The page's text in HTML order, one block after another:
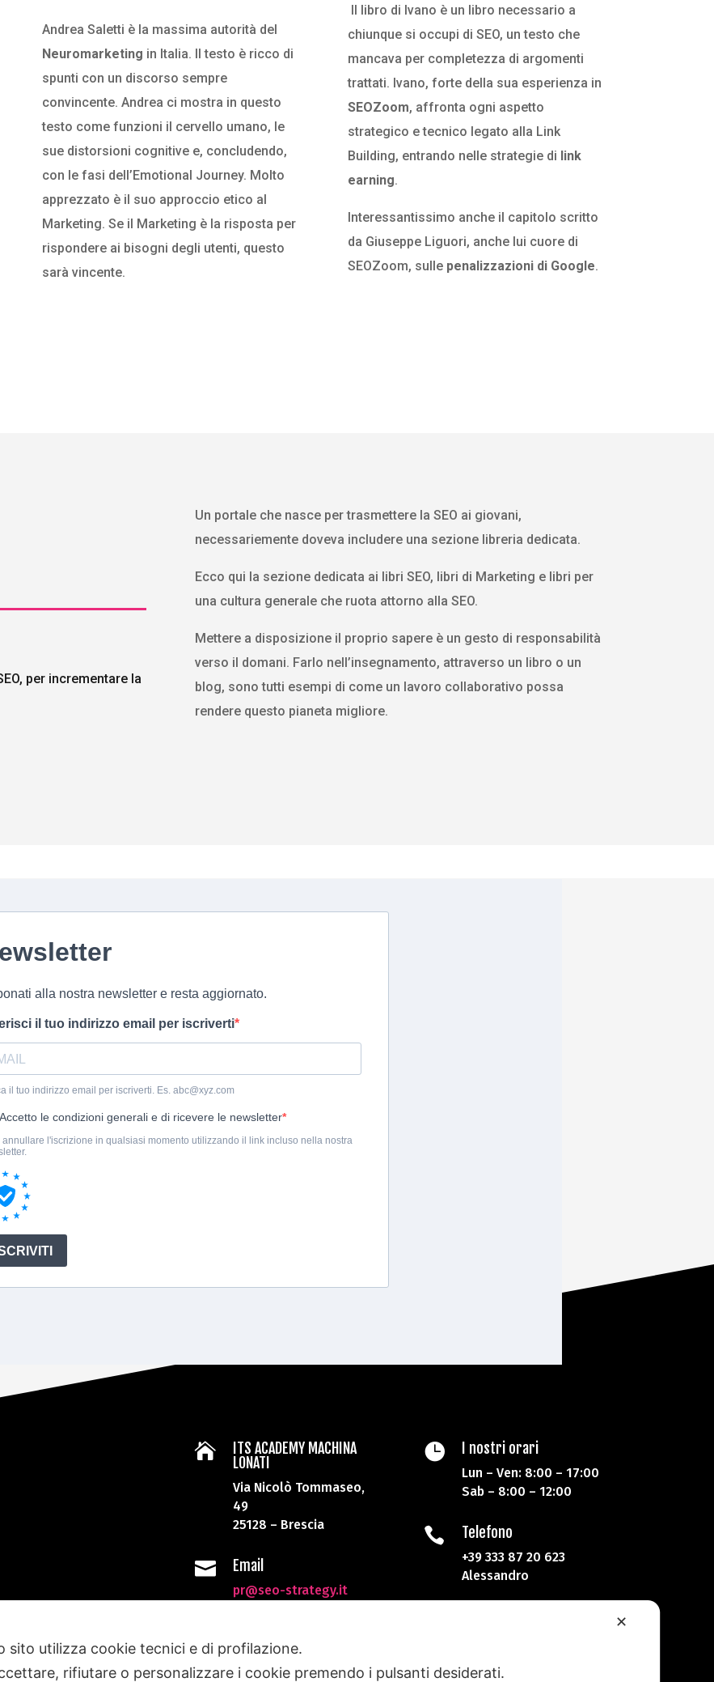
Andrea Saletti è la massima autorità del
Neuromarketing in Italia. Il testo è ricco di
spunti con un discorso sempre
convincente. Andrea ci mostra in questo
testo come funzioni il cervello umano, le
sue distorsioni cognitive e, concludendo,
con le fasi dell’Emotional Journey. Molto
apprezzato è il suo approccio etico al
Marketing. Se il Marketing è la risposta per
rispondere ai bisogni degli utenti, questo
sarà vincente.
Il libro di Ivano è un libro necessario a
chiunque si occupi di SEO, un testo che
mancava per completezza di argomenti
trattati. Ivano, forte della sua esperienza in
SEOZoom, affronta ogni aspetto
strategico e tecnico legato alla Link
Building, entrando nelle strategie di link
earning.
Interessantissimo anche il capitolo scritto
da Giuseppe Liguori, anche lui cuore di
SEOZoom, sulle penalizzazioni di Google.
per incrementare la
Un portale che nasce per trasmettere la SEO ai giovani,
necessariemente doveva includere una sezione libreria dedicata.
Ecco qui la sezione dedicata ai libri SEO, libri di Marketing e libri per
una cultura generale che ruota attorno alla SEO.
Mettere a disposizione il proprio sapere è un gesto di responsabilità
verso il domani. Farlo nell’insegnamento, attraverso un libro o un
blog, sono tutti esempi di come un lavoro collaborativo possa
rendere questo pianeta migliore.

ITS ACADEMY MACHINA
LONATI
Via Nicolò Tommaseo,
49
25128 – Brescia
 Email
pr@seo-strategy.it
 I nostri orari
Lun – Ven: 8:00 – 17:00
Sab – 8:00 – 12:00
 Telefono
+39 333 87 20 623
Alessandro
Strategy per Marketing Technology Specialist di ITS Machina Lonati.
le nuove tecnologie per il made in Italy Machina Lonati
✕
sito utilizza cookie tecnici e di profilazione.
rifiutare o personalizzare i cookie premendo i pulsanti desiderati.